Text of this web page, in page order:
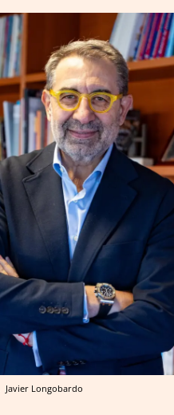
Javier Longobardo